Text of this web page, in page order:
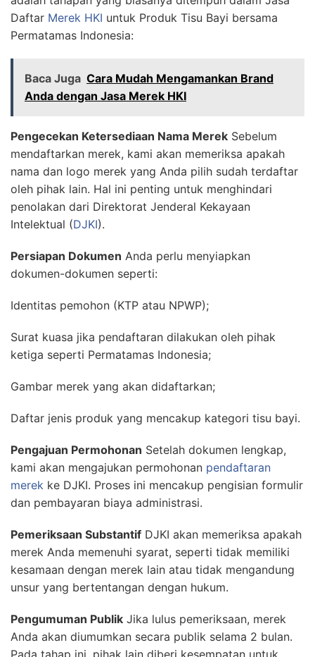
Daftar Merek HKI untuk Produk Tisu Bayi bersama
Permatamas Indonesia:
Baca Juga Cara Mudah Mengamankan Brand
Anda dengan Jasa Merek HKI
Pengecekan Ketersediaan Nama Merek Sebelum
mendaftarkan merek, kami akan memeriksa apakah
nama dan logo merek yang Anda pilih sudah terdaftar
oleh pihak lain. Hal ini penting untuk menghindari
penolakan dari Direktorat Jenderal Kekayaan
Intelektual (DJKI).
Persiapan Dokumen Anda perlu menyiapkan
dokumen-dokumen seperti:
Identitas pemohon (KTP atau NPWP);
Surat kuasa jika pendaftaran dilakukan oleh pihak
ketiga seperti Permatamas Indonesia;
Gambar merek yang akan didaftarkan;
Daftar jenis produk yang mencakup kategori tisu bayi.
Pengajuan Permohonan Setelah dokumen lengkap,
kami akan mengajukan permohonan pendaftaran
merek ke DJKI. Proses ini mencakup pengisian formulir
dan pembayaran biaya administrasi.
Pemeriksaan Substantif DJKI akan memeriksa apakah
merek Anda memenuhi syarat, seperti tidak memiliki
kesamaan dengan merek lain atau tidak mengandung
unsur yang bertentangan dengan hukum.
Pengumuman Publik Jika lulus pemeriksaan, merek
Anda akan diumumkan secara publik selama 2 bulan.
Pada tahap ini, pihak lain diberi kesempatan untuk